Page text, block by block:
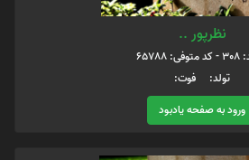
نظرپور ..
65788
تولد: فوت:
ورود به صفحه یادبود